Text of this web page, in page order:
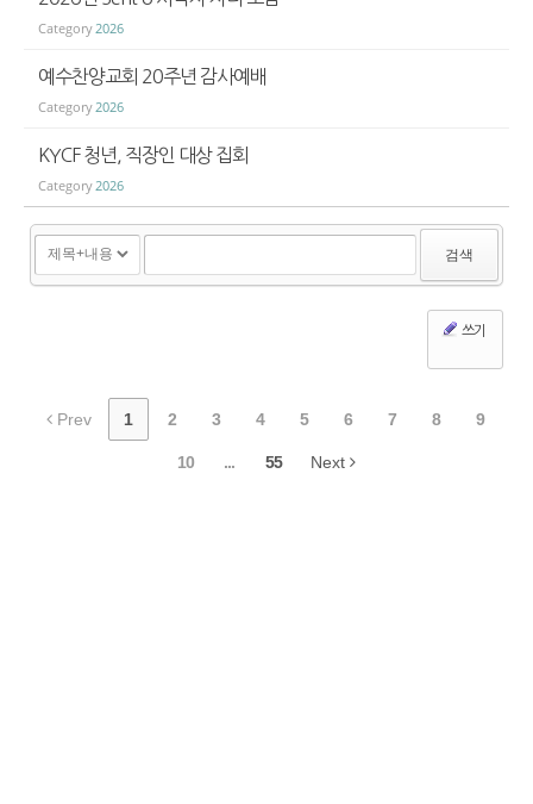
Category2026
예수찬양교회 20주년 감사예배
Category2026
KYCF 청년, 직장인 대상 집회
Category2026
검색
쓰기
Prev 1 2 3 4 5 6 7 8 9
10 ... 55 Next